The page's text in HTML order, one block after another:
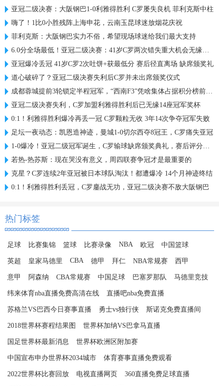
亚冠二级决赛：大阪钢巴1-0利雅得胜利 C罗屡失良机 菲利克斯中柱
嗨了！1比0小胜残阵上海申花，云南玉昆球迷放烟花庆祝
菲利克斯：大阪钢巴实力不俗，希望现场球迷给我们最大支持
6.0分全场最低！亚冠二级决赛：41岁C罗两次错失重大机会无缘首冠
亚冠爆冷丢冠 41岁C罗2次吐饼+获最低分 赛后径直离场 缺席颁奖礼
道心破碎了？亚冠二级决赛失利后C罗并未出席颁奖仪式
成都蓉城提前3轮锁定半程冠军，“西南F3”凭啥集体占据积分榜前三？
亚冠二级决赛失利，C罗加盟利雅得胜利后已无缘14座冠军奖杯
0:1！利雅得胜利爆冷再丢一冠 C罗颗粒无收 3年14次争夺冠军失败
足坛一夜动态：凯恩造神迹，曼城1-0切尔西夺8冠王，C罗痛失亚冠
1-0爆冷！亚冠二级冠军诞生，C罗输球缺席颁奖典礼，赛后评分出炉
若热-热苏斯：现在哭没有意义，周四联赛争冠才是最重要的
克星？C罗连续2年亚冠被日本球队淘汰！都遭爆冷 14个月神迹终结
0:1！利雅得胜利丢冠，C罗鏖战无功，亚冠二级决赛不敌大阪钢巴
热门标签
足球 比赛集锦 篮球 比赛录像 NBA 欧冠 中国篮球
英超 皇家马德里 CBA 德甲 拜仁 NBA常规赛 西甲
意甲 阿森纳 CBA常规赛 中国足球 巴塞罗那队 马德里竞技
纬来体育nba直播免费高清在线 直播吧nba免费直播
苏格兰VS巴西今日赛事直播 勇士vs独行侠 斯诺克免费直播间
2018世界杯赛程结果图 世界杯加纳VS巴拿马直播
国足世界杯最新消息 世界杯欧洲区附加赛
中国宣布申办世界杯2034城市 体育赛事直播免费观看
2022世界杯比赛回放 电视直播网页 360直播免费足球直播